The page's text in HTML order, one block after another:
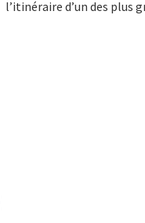
l’itinéraire d’un des plus